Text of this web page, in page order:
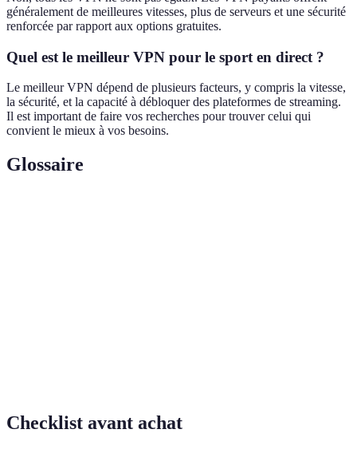
généralement de meilleures vitesses, plus de serveurs et une sécurité
renforcée par rapport aux options gratuites.
Quel est le meilleur VPN pour le sport en direct ?
Le meilleur VPN dépend de plusieurs facteurs, y compris la vitesse,
la sécurité, et la capacité à débloquer des plateformes de streaming.
Il est important de faire vos recherches pour trouver celui qui
convient le mieux à vos besoins.
Glossaire
Checklist avant achat